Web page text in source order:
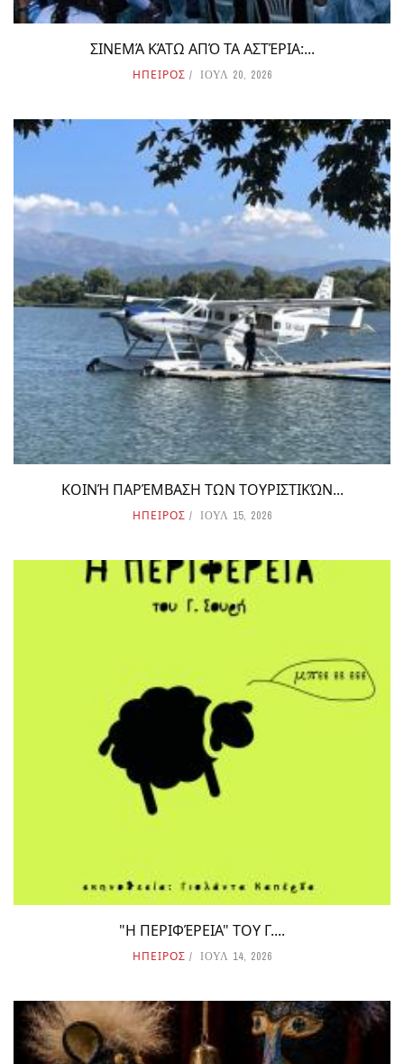
ΣΙΝΕΜΆ ΚΆΤΩ ΑΠΌ ΤΑ ΑΣΤΈΡΙΑ:...
ΗΠΕΙΡΟΣ ΙΟΥΛ 20, 2026
ΚΟΙΝΉ ΠΑΡΈΜΒΑΣΗ ΤΩΝ ΤΟΥΡΙΣΤΙΚΏΝ...
ΗΠΕΙΡΟΣ ΙΟΥΛ 15, 2026
"Η ΠΕΡΙΦΈΡΕΙΑ" ΤΟΥ Γ....
ΗΠΕΙΡΟΣ ΙΟΥΛ 14, 2026